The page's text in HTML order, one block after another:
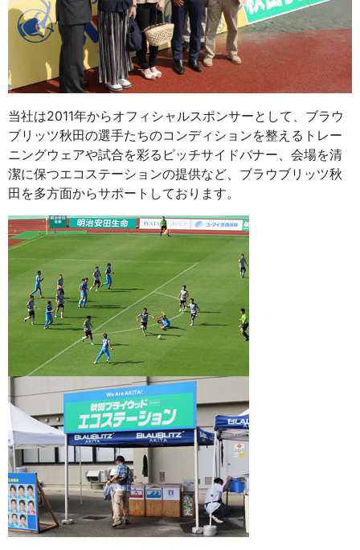
当社は2011年からオフィシャルスポンサーとして、ブラウ
ブリッツ秋田の選手たちのコンディションを整えるトレー
ニングウェアや試合を彩るピッチサイドバナー、会場を清
潔に保つエコステーションの提供など、ブラウブリッツ秋
田を多方面からサポートしております。